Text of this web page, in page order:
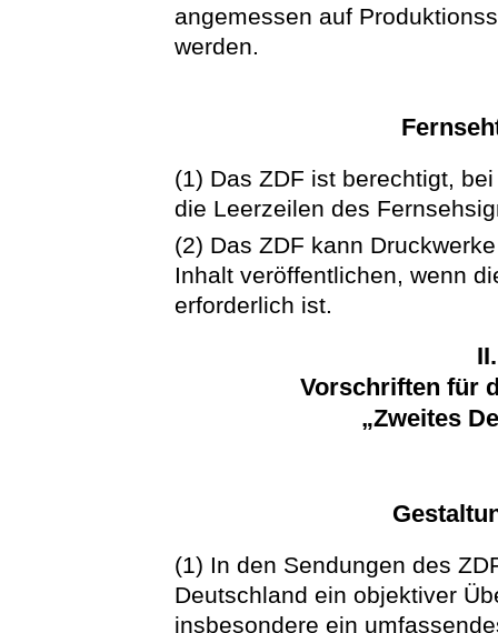
angemessen auf
werden.
(1) Das ZDF ist berechtigt,
die Leerzeilen des
(2) Das ZDF kann
Inhalt veröffentlichen, wenn
erforderlich ist.
Vorschriften für
„Zweites
(1) In den Sendungen des
Deutschland ein objektiver
insbesondere ein